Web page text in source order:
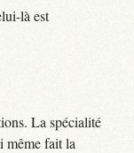
là est
La spécialité
même fait la